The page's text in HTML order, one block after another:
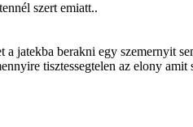
szert emiatt..
jatekba berakni egy szemernyit
tisztessegtelen az elony